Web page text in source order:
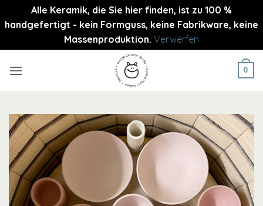
Alle Keramik, die Sie hier finden, ist zu 100 %
handgefertigt - kein Formguss, keine Fabrikware, keine
Massenproduktion. Verwerfen
Inhalt
0